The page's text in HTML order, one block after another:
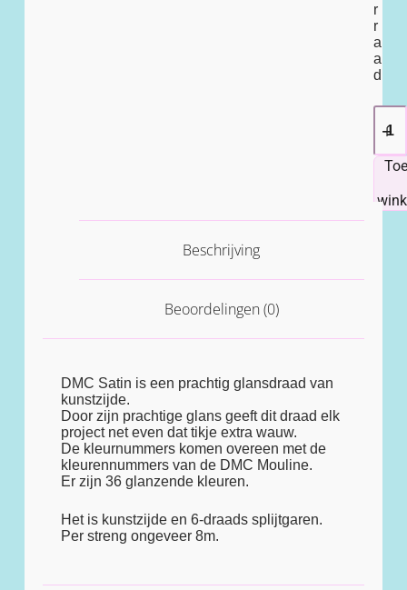
r
r
a
a
d
Beschrijving
Beoordelingen (0)
DMC Satin is een prachtig glansdraad van
kunstzijde.
Door zijn prachtige glans geeft dit draad elk
project net even dat tikje extra wauw.
De kleurnummers komen overeen met de
kleurennummers van de DMC Mouline.
Er zijn 36 glanzende kleuren.
Het is kunstzijde en 6-draads splijtgaren.
Per streng ongeveer 8m.